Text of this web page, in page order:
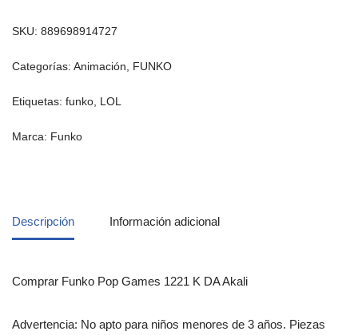
SKU: 889698914727
Categorías: Animación FUNKO
Etiquetas: funko LOL
Marca: Funko
Descripción Información adicional
Comprar Funko Pop Games 1221 K DA Akali
Advertencia: No apto para niños menores de 3 años. Piezas